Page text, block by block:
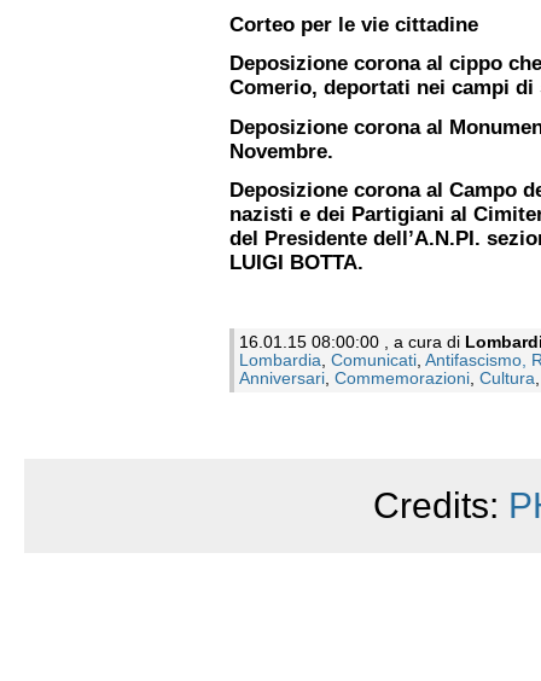
Corteo per le vie cittadine
Deposizione corona al cippo
Comerio, deportati nei campi
Deposizione corona al
Novembre.
Deposizione corona al Campo
nazisti e dei Partigiani al
del Presidente dell’A.N.PI.
LUIGI BOTTA.
16.01.15 08:00:00 , a cura di
Lombardia, Comunicati, Antifascismo,
Anniversari, Commemorazioni, Cultura
Credits: